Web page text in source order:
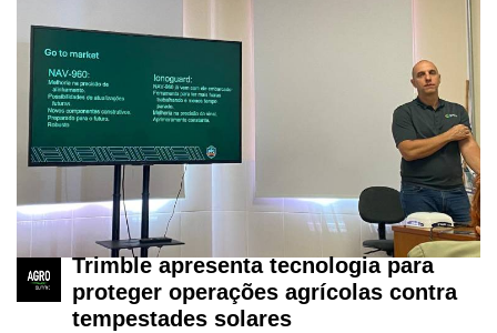
Trimble apresenta tecnologia para
proteger operações agrícolas contra
tempestades solares